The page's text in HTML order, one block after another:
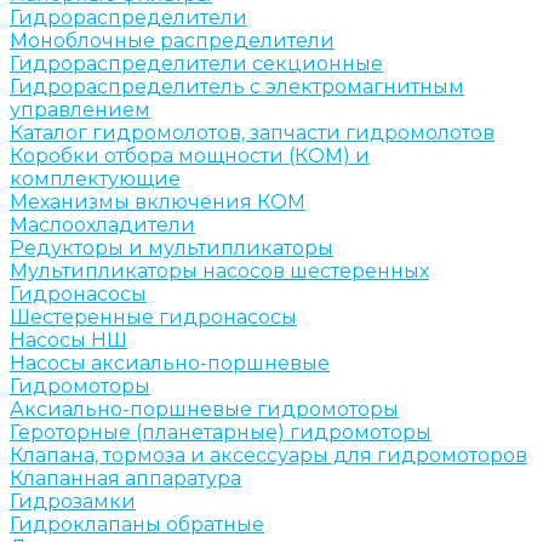
Гидрораспределители
Моноблочные распределители
Гидрораспределители секционные
Гидрораспределитель с электромагнитным
управлением
Каталог гидромолотов, запчасти гидромолотов
Коробки отбора мощности (КОМ) и
комплектующие
Механизмы включения КОМ
Маслоохладители
Редукторы и мультипликаторы
Мультипликаторы насосов шестеренных
Гидронасосы
Шестеренные гидронасосы
Насосы НШ
Насосы аксиально-поршневые
Гидромоторы
Аксиально-поршневые гидромоторы
Героторные (планетарные) гидромоторы
Клапана, тормоза и аксессуары для гидромоторов
Клапанная аппаратура
Гидрозамки
Гидроклапаны обратные